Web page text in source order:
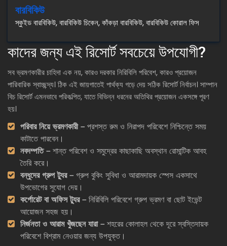
বারবিকিউ
স্কুইড বারবিকিউ, বারবিকিউ চিকেন, কাঁকড়া বারবিকিউ, বারবিকিউ কোরাল ফিস
কাদের জন্য এই রিসোর্ট সবচেয়ে উপযোগী?
সব ভ্রমণকারীর চাহিদা এক নয়, কারও দরকার নিরিবিলি পরিবেশ, কারও প্রয়োজন
পারিবারিক স্বাচ্ছন্দ্য। ঠিক এই জায়গাতেই পার্থক্য গড়ে দেয় সঠিক রিসোর্ট নির্বাচন। সাম্পান
বিচ রিসোর্ট এমনভাবে পরিকল্পিত, যাতে বিভিন্ন ধরনের অতিথির প্রয়োজন একসঙ্গে পূরণ
হয়।
পরিবার নিয়ে ভ্রমণকারী –প্রশস্ত রুম ও নিরাপদ পরিবেশে নিশ্চিন্তে সময়
কাটাতে পারবেন।
নবদম্পতি –শান্ত পরিবেশ ও সমুদ্রের কাছাকাছি অবস্থান রোমান্টিক আবহ
তৈরি করে।
বন্ধুদের গ্রুপ ট্যুর –গ্রুপ বুকিং সুবিধা ও আরামদায়ক স্পেস একসাথে
উপভোগের সুযোগ দেয়।
কর্পোরেট বা অফিস ট্যুর –নিরিবিলি পরিবেশে গ্রুপ ভ্রমণ বা ছোট ইভেন্ট
আয়োজন সহজ হয়।
নির্জনতা ও আরাম খুঁজছেন যারা –শহরের কোলাহল থেকে দূরে স্বস্তিদায়ক
পরিবেশে বিশ্রাম নেওয়ার জন্য উপযুক্ত।